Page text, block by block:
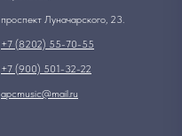
проспект Луначарского, 23.
+7 (8202) 55-70-55
+7 (900) 501-32-22
apcmusic@mail.ru